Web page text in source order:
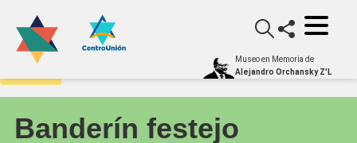
Museo en Memoria de
Alejandro Orchansky Z'L
Archivo
Banderín festejo